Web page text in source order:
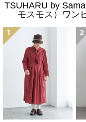
TSUHARU by
モスモス）ワン
1 2